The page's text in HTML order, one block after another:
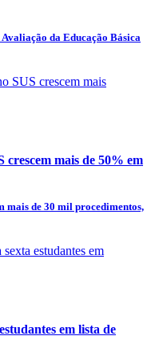
Avaliação da Educação Básica
crescem mais de 50% em
mais de 30 mil procedimentos,
em lista de